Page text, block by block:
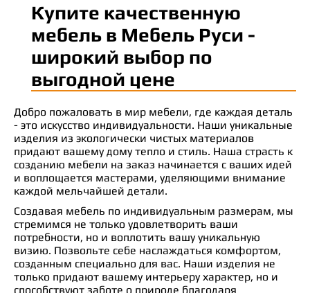
Купите качественную
мебель в Мебель Руси -
широкий выбор по
выгодной цене
Добро пожаловать в мир мебели, где каждая деталь
- это искусство индивидуальности. Наши уникальные
изделия из экологически чистых материалов
придают вашему дому тепло и стиль. Наша страсть к
созданию мебели на заказ начинается с ваших идей
и воплощается мастерами, уделяющими внимание
каждой мельчайшей детали.
Создавая мебель по индивидуальным размерам, мы
стремимся не только удовлетворить ваши
потребности, но и воплотить вашу уникальную
визию. Позвольте себе наслаждаться комфортом,
созданным специально для вас. Наши изделия не
только придают вашему интерьеру характер, но и
способствуют заботе о природе благодаря